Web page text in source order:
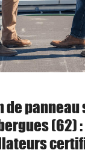
panneau
(62) :